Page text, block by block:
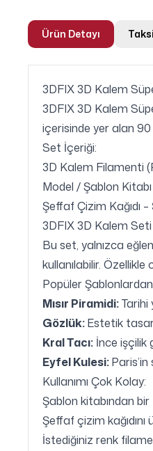
Ürün Detayı
3DFIX 3D Kalem
3DFIX 3D Kalem
içerisinde yer alan 90
Set İçeriği:
3D Kalem Filamenti
Model / Şablon
Şeffaf Çizim Kağıdı
3DFIX 3D Kalem
Bu set, yalnızca
kullanılabilir.
Popüler
Mısır Piramidi:Tarihi
Gözlük:Estetik
Kral Tacı: İnce işçilik
Eyfel Kulesi:
Kullanımı Çok Kolay:
Şablon kitabından
Şeffaf çizim
İstediğiniz renk